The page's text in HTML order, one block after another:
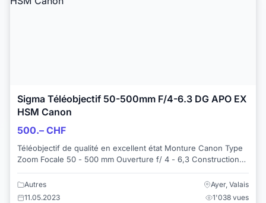
Sigma Téléobjectif 50-500mm F/4-6.3 DG APO EX
HSM Canon
500.– CHF
Téléobjectif de qualité en excellent état Monture Canon Type
Zoom Focale 50 - 500 mm Ouverture f/ 4 - 6,3 Construction
16 groupes - 20 lentille...
Autres
Ayer, Valais
11.05.2023
1'038 vues